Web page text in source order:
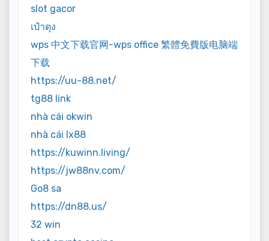
slot gacor
เป๋าตุง
wps 中文下载官网-wps office 繁體免費版电脑端
下载
https://uu-88.net/
tg88 link
nhà cái okwin
nhà cái lx88
https://kuwinn.living/
https://jw88nv.com/
Go8 sa
https://dn88.us/
32 win